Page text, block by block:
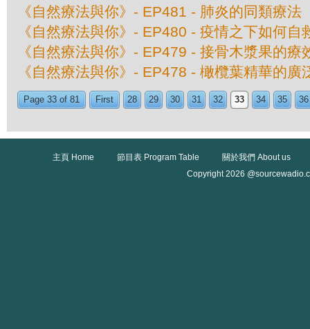
《自然療法與你》- EP481 - 肺炎的同類療法
《自然療法與你》- EP480 - 疫情之下如何自
《自然療法與你》- EP479 - 接骨木漿果的療
《自然療法與你》- EP478 - 橄欖葉精華的廣
Page 33 of 81 First 28 29 30 31 32 33 34 35 36
主頁 Home 節目表 Program Table
關於我們 About us
Copyright 2026